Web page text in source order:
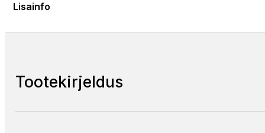
Lisainfo
Tootekirjeldus